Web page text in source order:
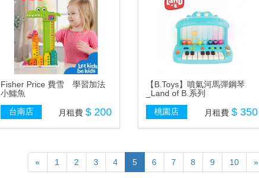
Fisher Price 費雪 學習加法
小鱷魚
台南店
月租費$ 200
【B.Toys】噴氣河馬彈鋼琴
_Land of B.系列
桃園店
月租費 $ 350
« 1 2 3 4 5 6 7 8 9 10 »